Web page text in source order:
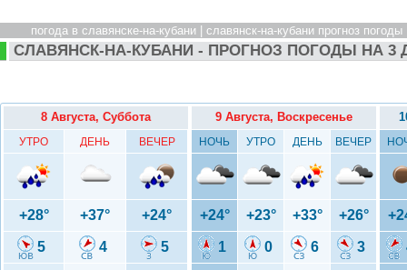
погода в славянске-на-кубани | славянск-на-кубани прогноз
СЛАВЯНСК-НА-КУБАНИ - ПРОГНОЗ ПОГОДЫ НА 3
8 Августа, Суббота
УТРО ДЕНЬ ВЕЧЕР
+28° +37° +24°
5 4 5
9 Августа, Воскресенье
НОЧЬ УТРО ДЕНЬ ВЕЧЕР
+24° +23° +33° +26°
1 0 6 3